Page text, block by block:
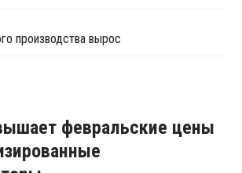
производства вырос
февральские цены